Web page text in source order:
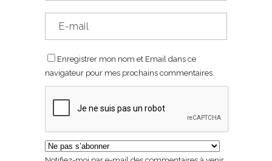
Enregistrer mon nom et Email dans ce
navigateur pour mes prochains commentaires.